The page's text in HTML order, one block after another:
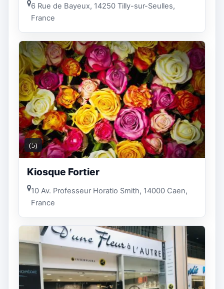
6 Rue de Bayeux, 14250 Tilly-sur-Seulles,
France
(5)
Kiosque Fortier
10 Av. Professeur Horatio Smith, 14000 Caen,
France